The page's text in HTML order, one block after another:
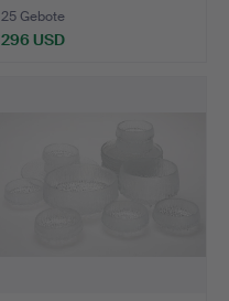
25 Gebote
296 USD